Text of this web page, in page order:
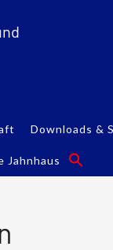
Downloads &
Jahnhaus